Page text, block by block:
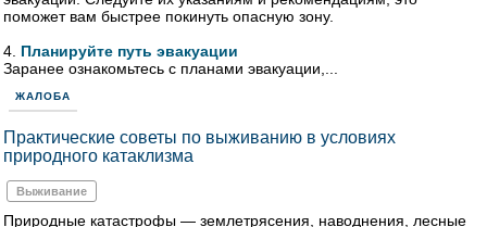
поможет вам быстрее покинуть опасную зону.
4. Планируйте путь эвакуации
Заранее ознакомьтесь с планами эвакуации,...
ЖАЛОБА
Практические советы по выживанию в условиях
природного катаклизма
Выживание
Природные катастрофы — землетрясения, наводнения, лесные